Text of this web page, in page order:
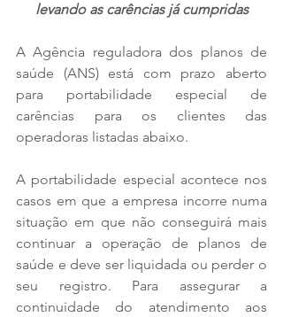
levando as carências já cumpridas
A Agência reguladora dos planos de
saúde (ANS) está com prazo aberto
para portabilidade especial de
carências para os clientes das
operadoras listadas abaixo.
A portabilidade especial acontece nos
casos em que a empresa incorre numa
situação em que não conseguirá mais
continuar a operação de planos de
saúde e deve ser liquidada ou perder o
seu registro. Para assegurar a
continuidade do atendimento aos